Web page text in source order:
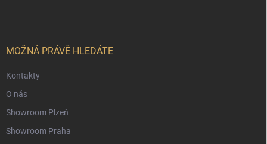
MOŽNÁ PRÁVĚ HLEDÁTE
Kontakty
O nás
Showroom Plzeň
Showroom Praha